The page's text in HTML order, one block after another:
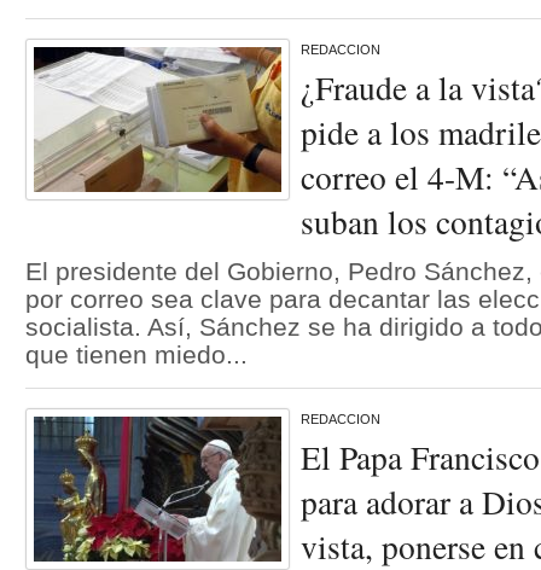
REDACCION
¿Fraude a la
pide a los
correo el 4-M:
suban los
El presidente del Gobierno, Pedro
por correo sea clave para decantar las
socialista. Así, Sánchez se ha dirigido a
que tienen miedo...
REDACCION
El Papa
para adorar a
vista, ponerse en